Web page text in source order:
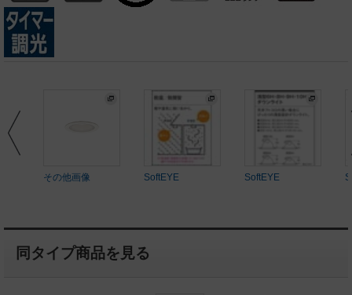
その他画像 SoftEYE SoftEYE
同タイプ商品を見る